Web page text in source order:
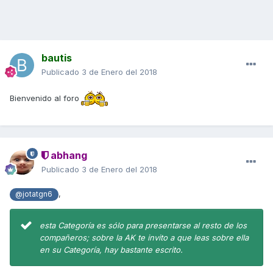
bautis
Publicado 3 de Enero del 2018
Bienvenido al foro
abhang
Publicado 3 de Enero del 2018
@jotatgn6 ,
esta Categoría es sólo para presentarse al resto de los
compañeros; sobre la AK te invito a que leas sobre ella
en su Categoría, hay bastante escrito.